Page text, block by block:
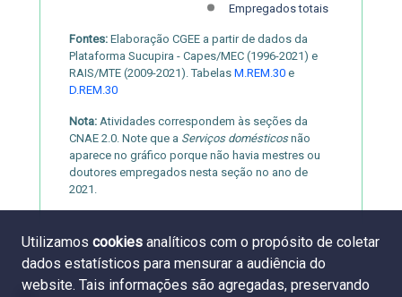
Empregados totais
Fontes: Elaboração CGEE a partir de dados da
Plataforma Sucupira - Capes/MEC (1996-2021) e
RAIS/MTE (2009-2021). Tabelas M.REM.30 e
D.REM.30
Nota: Atividades correspondem às seções da
CNAE 2.0. Note que a Serviços domésticosnão
aparece no gráfico porque não havia mestres ou
doutores empregados nesta seção no ano de
2021.
Utilizamos cookies analíticos com o propósito de coletar
dados estatísticos para mensurar a audiência do
website. Tais informações são agregadas, preservando